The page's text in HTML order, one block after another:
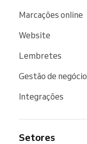
Marcações online
Website
Lembretes
Gestão de negócio
Integrações
Setores